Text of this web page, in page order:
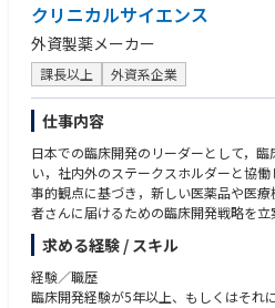
Needs highly effective communication
erpersonal) and Business-level English,
gically, lead change, and build teams;
bal/matrix work, system
ols, vendor transition, and ICSR
クリニカルサイエンス
外資製薬メーカー
課長以上 外資系企業
仕事内容
日本での臨床開発のリーダーとして，
い，社内外のステークスホルダーと協
事的観点に基づき，新しい医薬品や医
者さんに届けるための臨床開発戦略を立
求める経験 / スキル
経験／職歴
臨床開発経験が5年以上、もしくはそれ